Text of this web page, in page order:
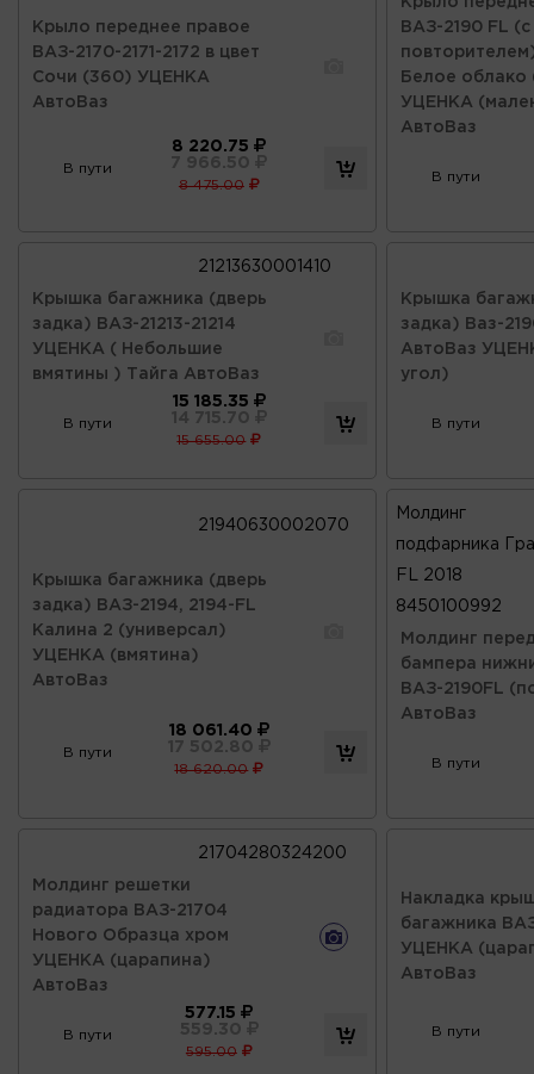
Крыло переднее правое
ВАЗ-2170-2171-2172 в цвет
Сочи (360) УЦЕНКА
АвтоВаз
В пути
8 220.75
7 966.50
8 475.00
ВАЗ-2190 FL (с
Белое облако
УЦЕНКА
АвтоВаз
В пути
21213630001410
Крышка багажника (дверь
задка) ВАЗ-21213-21214
УЦЕНКА ( Небольшие
вмятины ) Тайга АвтоВаз
В пути
15 185.35
14 715.70
15 655.00
Крышка
задка) Ваз-
АвтоВаз
угол)
В пути
21940630002070
Крышка багажника (дверь
задка) ВАЗ-2194, 2194-FL
Калина 2 (универсал)
УЦЕНКА (вмятина)
АвтоВаз
В пути
18 061.40
17 502.80
18 620.00
Молдинг
подфарника
FL 2018
8450100992
Молдинг
бампера
ВАЗ-2190FL
АвтоВаз
В пути
21704280324200
Молдинг решетки
радиатора ВАЗ-21704
Нового Образца хром
УЦЕНКА (царапина)
АвтоВаз
В пути
577.15
559.30
595.00
Накладка
багажника
УЦЕНКА
АвтоВаз
В пути